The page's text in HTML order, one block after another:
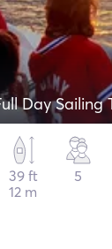
Day Sailing
39 ft
12 m
5